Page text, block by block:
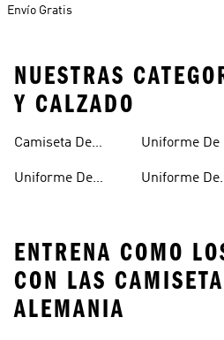
Envío Gratis
NUESTRAS
Y CALZADO
Camiseta De
Uniforme De
Uniforme De
Uniforme De
ENTRENA COMO
CON LAS
ALEMANIA